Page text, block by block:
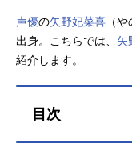
アニメ記事一覧
アニメ映画一覧
今期アニメ曜日別一覧
春アニメ
声優の矢野妃菜喜 （
出身。こちらでは、 矢
紹介します。
目次